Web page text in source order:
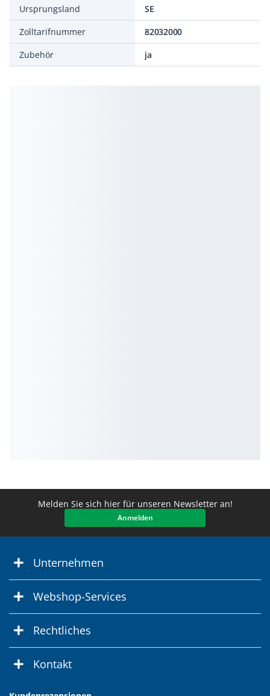
Ursprungsland
SE
Zolltarifnummer
82032000
Zubehör
ja
Melden Sie sich hier für unseren Newsletter an!
Anmelden
Unternehmen
Webshop-Services
Rechtliches
Kontakt